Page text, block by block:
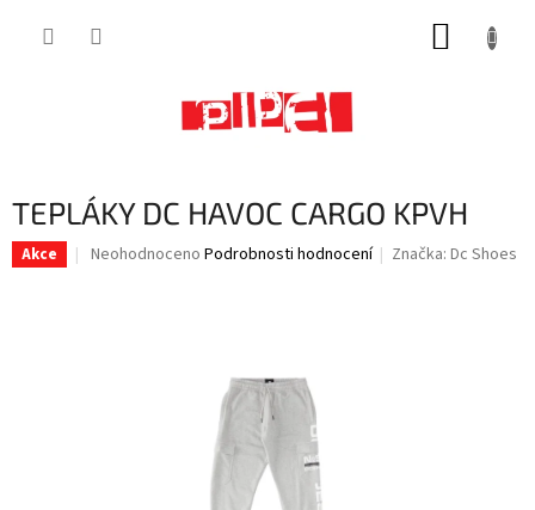
TEPLÁKY DC HAVOC CARGO KPVH
Akce
Průměrné
Neohodnoceno Podrobnosti hodnocení Značka:Dc Shoes